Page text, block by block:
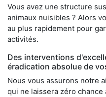
Vous avez une structure
animaux nuisibles ? Alors
au plus rapidement pour
activités.
Des interventions
éradication absolue de
Nous vous assurons notre
qui ne laissera zéro